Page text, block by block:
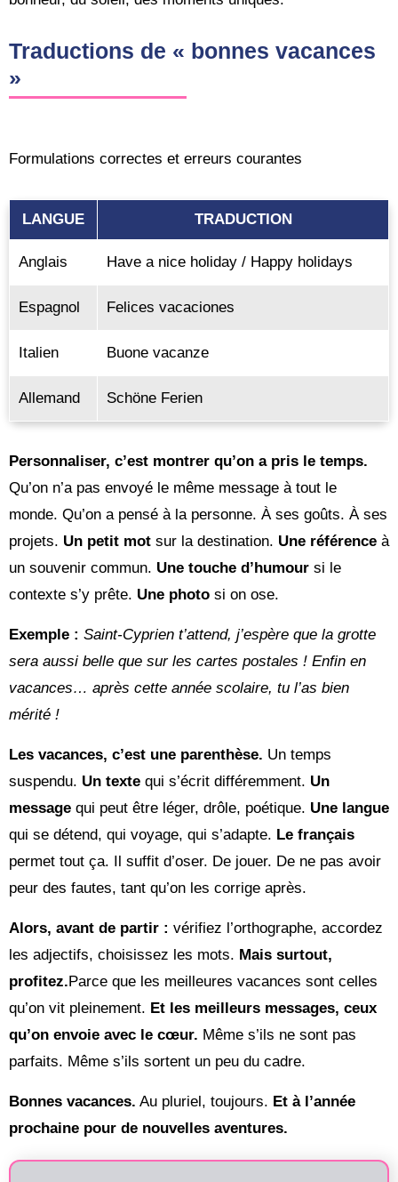
Traductions de « bonnes vacances
»
Formulations correctes et erreurs courantes
LANGUE TRADUCTION
Anglais Have a nice holiday / Happy holidays
Espagnol Felices vacaciones
Italien Buone vacanze
Allemand Schöne Ferien
Personnaliser, c’est montrer qu’on a pris le temps.
Qu’on n’a pas envoyé le même message à tout le
monde. Qu’on a pensé à la personne. À ses goûts. À ses
projets. Un petit mot sur la destination. Une référence à
un souvenir commun. Une touche d’humour si le
contexte s’y prête. Une photo si on ose.
Exemple : Saint-Cyprien t’attend, j’espère que la grotte
sera aussi belle que sur les cartes postales ! Enfin en
vacances… après cette année scolaire, tu l’as bien
mérité !
Les vacances, c’est une parenthèse. Un temps
suspendu. Un texte qui s’écrit différemment. Un
message qui peut être léger, drôle, poétique. Une langue
qui se détend, qui voyage, qui s’adapte. Le français
permet tout ça. Il suffit d’oser. De jouer. De ne pas avoir
peur des fautes, tant qu’on les corrige après.
Alors, avant de partir : vérifiez l’orthographe, accordez
les adjectifs, choisissez les mots. Mais surtout,
profitez.Parce que les meilleures vacances sont celles
qu’on vit pleinement. Et les meilleurs messages, ceux
qu’on envoie avec le cœur. Même s’ils ne sont pas
parfaits. Même s’ils sortent un peu du cadre.
Bonnes vacances. Au pluriel, toujours. Et à l’année
prochaine pour de nouvelles aventures.